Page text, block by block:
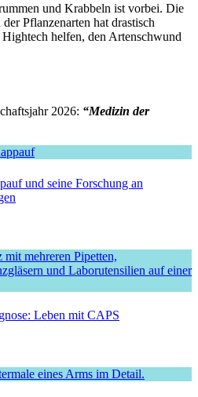
und Krabbeln ist vorbei. Die
Pflanzenarten hat drastisch
helfen, den Artenschwund
2026: “Medizin der
und seine Forschung an
Leben mit CAPS